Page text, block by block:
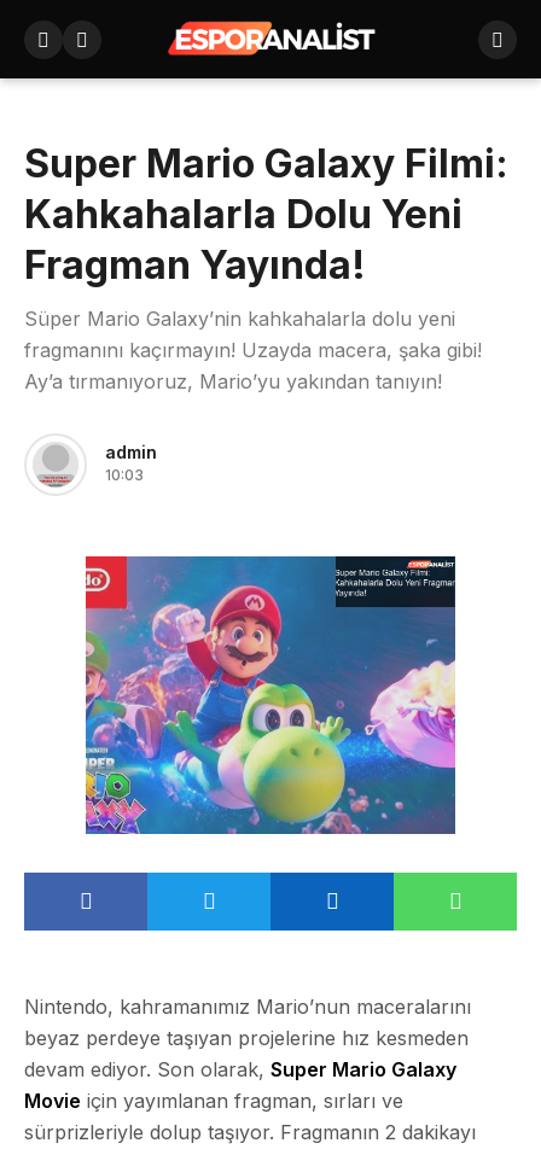
Super Mario Galaxy Filmi:
Kahkahalarla Dolu Yeni
Fragman Yayında!
Süper Mario Galaxy’nin kahkahalarla dolu yeni
fragmanını kaçırmayın! Uzayda macera, şaka gibi!
Ay’a tırmanıyoruz, Mario’yu yakından tanıyın!
admin
10:03
Nintendo, kahramanımız Mario’nun maceralarını
beyaz perdeye taşıyan projelerine hız kesmeden
devam ediyor. Son olarak, Super Mario Galaxy
Movie için yayımlanan fragman, sırları ve
sürprizleriyle dolup taşıyor. Fragmanın 2 dakikayı